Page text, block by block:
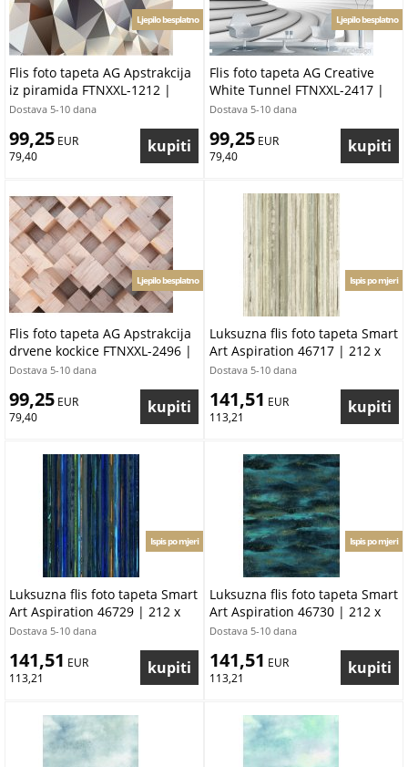
Flis foto tapeta AG Apstrakcija
iz piramida FTNXXL-1212 |
360x270 cm
Ljepilo besplatno
Dostava 5-10 dana
99,25 EUR
79,40
Flis foto tapeta AG Creative
White Tunnel FTNXXL-2417 |
360x270 cm
Ljepilo besplatno
Dostava 5-10 dana
99,25 EUR
79,40
Flis foto tapeta AG Apstrakcija
drvene kockice FTNXXL-2496 |
360x270 cm
Ljepilo besplatno
Dostava 5-10 dana
99,25 EUR
79,40
Luksuzna flis foto tapeta Smart
Art Aspiration 46717 | 212 x
270 cm | Ljepilo besplatno
Ispis po mjeri
Dostava 5-10 dana
141,51 EUR
113,21
Luksuzna flis foto tapeta Smart
Art Aspiration 46729 | 212 x
270 cm | Ljepilo besplatno
Ispis po mjeri
Dostava 5-10 dana
141,51 EUR
113,21
Luksuzna flis foto tapeta Smart
Art Aspiration 46730 | 212 x
270 cm | Ljepilo besplatno
Ispis po mjeri
Dostava 5-10 dana
141,51 EUR
113,21